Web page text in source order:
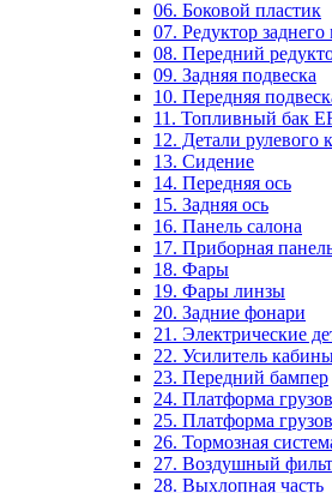
06. Боковой пластик
07. Редуктор заднего
08. Передний
09. Задняя подвеска
10. Передняя
11. Топливный бак
12. Детали рулевого
13. Сидение
14. Передняя ось
15. Задняя ось
16. Панель салона
17. Приборная
18. Фары
19. Фары линзы
20. Задние фонари
21. Электрические
22. Усилитель
23. Передний бампер
24. Платформа
25. Платформа
26. Тормозная
27. Воздушный
28. Выхлопная часть